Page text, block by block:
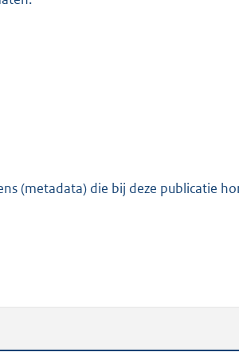
(metadata) die bij deze publicatie